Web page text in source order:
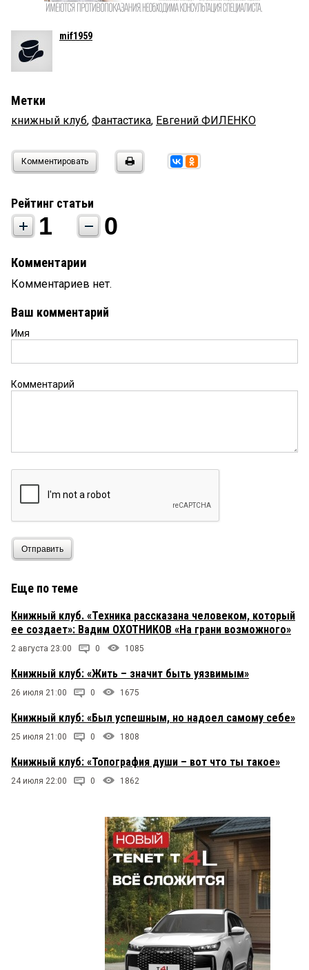
mif1959
Метки
книжный клуб, Фантастика, Евгений ФИЛЕНКО
Комментировать
Рейтинг статьи
1 0
Комментарии
Комментариев нет.
Ваш комментарий
Имя
Комментарий
Отправить
Еще по теме
Книжный клуб. «Техника рассказана человеком, который
ее создает»: Вадим ОХОТНИКОВ «На грани возможного»
2 августа 23:00 0 1085
Книжный клуб: «Жить – значит быть уязвимым»
26 июля 21:00 0 1675
Книжный клуб: «Был успешным, но надоел самому себе»
25 июля 21:00 0 1808
Книжный клуб: «Топография души – вот что ты такое»
24 июля 22:00 0 1862